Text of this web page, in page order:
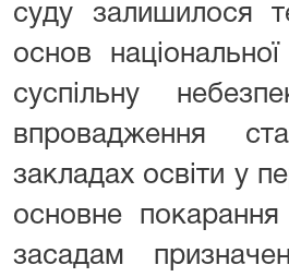
суду залишилося
основ
суспільну
впровадження
закладах освіти у
основне
засадам